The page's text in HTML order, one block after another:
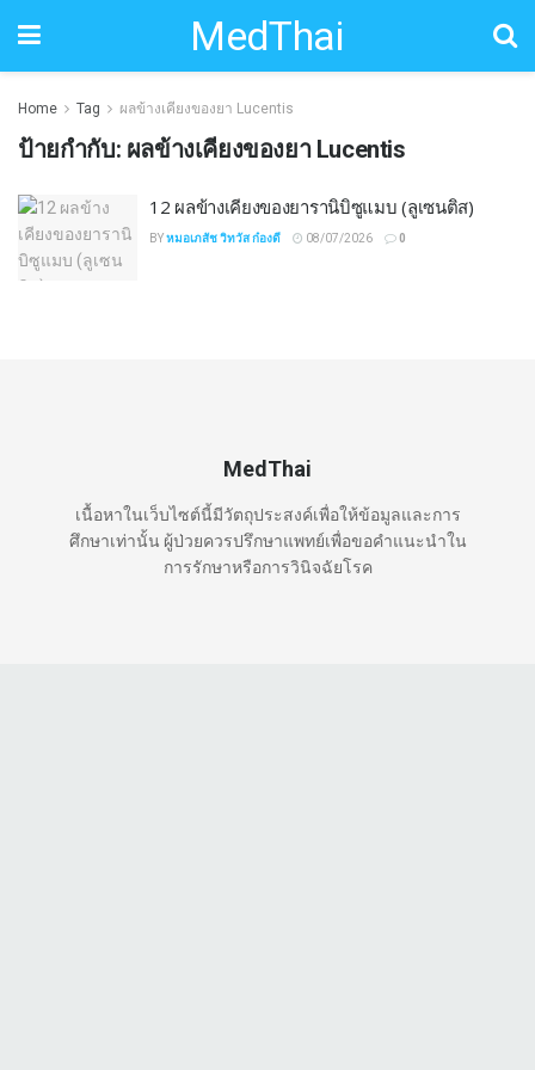
MedThai
Home Tag ผลข้างเคียงของยา Lucentis
ป้ายกำกับ: ผลข้างเคียงของยา Lucentis
12 ผลข้างเคียงของยารานิบิซูแมบ (ลูเซนติส)
BYหมอเภสัช วิทวัส ก๋องดี 08/07/2026 0
MedThai
เนื้อหาในเว็บไซต์นี้มีวัตถุประสงค์เพื่อให้ข้อมูลและการ
ศึกษาเท่านั้น ผู้ป่วยควรปรึกษาแพทย์เพื่อขอคำแนะนำใน
การรักษาหรือการวินิจฉัยโรค